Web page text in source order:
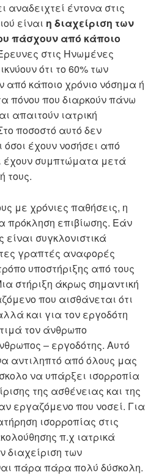
αναδειχτεί έντονα στις
είναι η διαχείριση των
πάσχουν από κάποιο
στις Ηνωμένες
ότι το 60% των
από κάποιο χρόνιο νόσημα ή
πόνου που διαρκούν πάνω
απαιτούν ιατρική
ποσοστό αυτό δεν
έχουν νοσήσει από
έχουν συμπτώματα μετά
τους.
με χρόνιες παθήσεις, η
πρόκληση επιβίωσης. Εάν
είναι συγκλονιστικά
γραπτές αναφορές
υποστήριξης από τους
στήριξη άκρως σημαντική
που αισθάνεται ότι
και για τον εργοδότη
τον άνθρωπο
– εργοδότης. Αυτό
αντιληπτό από όλους μας
να υπάρξει ισορροπία
της ασθένειας και της
εργαζόμενο που νοσεί. Για
ισορροπίας στις
π.χ ιατρικά
διαχείριση των
πάρα πάρα πολύ δύσκολη.